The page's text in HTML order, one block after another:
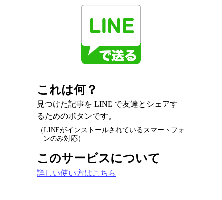
これは何？
見つけた記事を LINE で友達とシェアす
るためのボタンです。
（LINEがインストールされているスマートフォ
ンのみ対応）
このサービスについて
詳しい使い方はこちら